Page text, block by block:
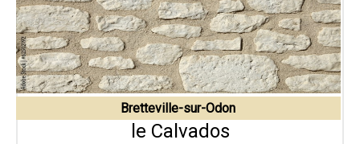
Bretteville-sur-Odon
le Calvados